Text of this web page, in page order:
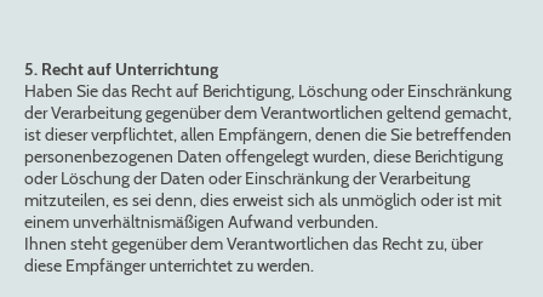
5. Recht auf Unterrichtung
Haben Sie das Recht auf Berichtigung, Löschung oder Einschränkung
der Verarbeitung gegenüber dem Verantwortlichen geltend gemacht,
ist dieser verpflichtet, allen Empfängern, denen die Sie betreffenden
personenbezogenen Daten offengelegt wurden, diese Berichtigung
oder Löschung der Daten oder Einschränkung der Verarbeitung
mitzuteilen, es sei denn, dies erweist sich als unmöglich oder ist mit
einem unverhältnismäßigen Aufwand verbunden.
Ihnen steht gegenüber dem Verantwortlichen das Recht zu, über
diese Empfänger unterrichtet zu werden.